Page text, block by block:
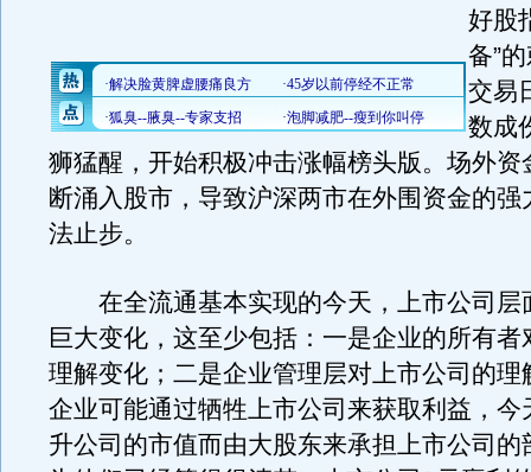
好股
备”
交易
数成
狮猛醒，开始积极冲击涨幅榜头版。场外资
断涌入股市，导致沪深两市在外围资金的强
法止步。
在全流通基本实现的今天，上市公司层
巨大变化，这至少包括：一是企业的所有者
理解变化；二是企业管理层对上市公司的理
企业可能通过牺牲上市公司来获取利益，今
升公司的市值而由大股东来承担上市公司的